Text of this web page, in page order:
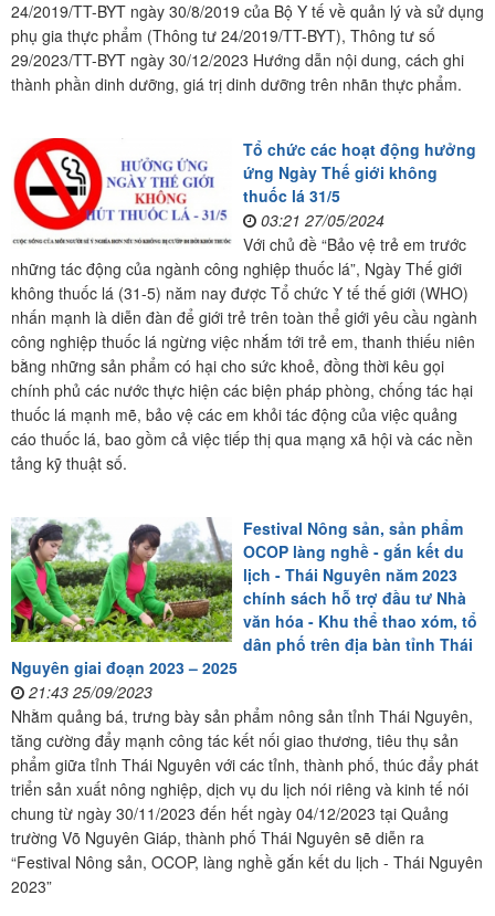
24/2019/TT-BYT ngày 30/8/2019 của Bộ Y tế về quản lý và sử dụng
phụ gia thực phẩm (Thông tư 24/2019/TT-BYT), Thông tư số
29/2023/TT-BYT ngày 30/12/2023 Hướng dẫn nội dung, cách ghi
thành phần dinh dưỡng, giá trị dinh dưỡng trên nhãn thực phẩm.
Tổ chức các hoạt động hưởng
ứng Ngày Thế giới không
thuốc lá 31/5
03:21 27/05/2024
Với chủ đề “Bảo vệ trẻ em trước
những tác động của ngành công nghiệp thuốc lá”, Ngày Thế giới
không thuốc lá (31-5) năm nay được Tổ chức Y tế thế giới (WHO)
nhấn mạnh là diễn đàn để giới trẻ trên toàn thể giới yêu cầu ngành
công nghiệp thuốc lá ngừng việc nhắm tới trẻ em, thanh thiếu niên
bằng những sản phẩm có hại cho sức khoẻ, đồng thời kêu gọi
chính phủ các nước thực hiện các biện pháp phòng, chống tác hại
thuốc lá mạnh mẽ, bảo vệ các em khỏi tác động của việc quảng
cáo thuốc lá, bao gồm cả việc tiếp thị qua mạng xã hội và các nền
tảng kỹ thuật số.
Festival Nông sản, sản phẩm
OCOP làng nghề - gắn kết du
lịch - Thái Nguyên năm 2023
chính sách hỗ trợ đầu tư Nhà
văn hóa - Khu thể thao xóm, tổ
dân phố trên địa bàn tỉnh Thái
Nguyên giai đoạn 2023 – 2025
21:43 25/09/2023
Nhằm quảng bá, trưng bày sản phẩm nông sản tỉnh Thái Nguyên,
tăng cường đẩy mạnh công tác kết nối giao thương, tiêu thụ sản
phẩm giữa tỉnh Thái Nguyên với các tỉnh, thành phố, thúc đẩy phát
triển sản xuất nông nghiệp, dịch vụ du lịch nói riêng và kinh tế nói
chung từ ngày 30/11/2023 đến hết ngày 04/12/2023 tại Quảng
trường Võ Nguyên Giáp, thành phố Thái Nguyên sẽ diễn ra
“Festival Nông sản, OCOP, làng nghề gắn kết du lịch - Thái Nguyên
2023”